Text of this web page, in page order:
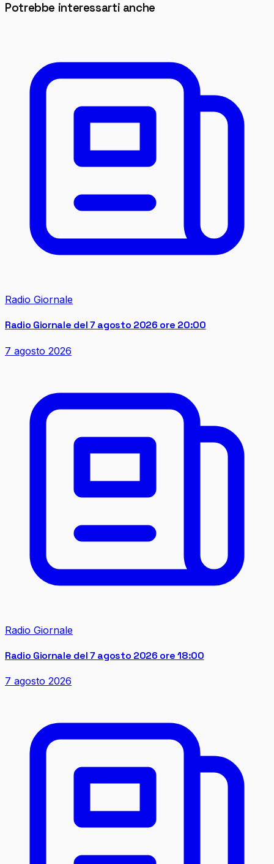
Potrebbe interessarti anche
Radio Giornale
Radio Giornale del 7 agosto 2026 ore 20:00
7 agosto 2026
Radio Giornale
Radio Giornale del 7 agosto 2026 ore 18:00
7 agosto 2026